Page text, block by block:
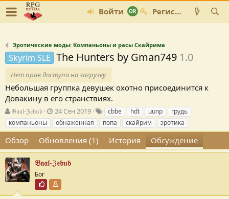
Войти Регистрация
Эротические моды: Компаньоны и расы Скайрима
Skyrim SLE The Hunters by Gman749 1.0
Нет прав доступа на загрузку
Небольшая группка девушек охотно присоединится к
Довакину в его странствиях.
А
в
т
о
р
т
е
м
ы
𝔅𝔞𝔞𝔩-ℨ𝔢𝔟𝔲𝔟
Д
а
т
а
с
з
а
н
24 Сен 2019
е
г
cbbe hdt uunp
грудь
компаньоны
обнаженная попа скайрим эротика
Обзор Обновления (1) История Обсуждение
𝔅𝔞𝔞𝔩-ℨ𝔢𝔟𝔲𝔟
Бог
Почётный пользователь